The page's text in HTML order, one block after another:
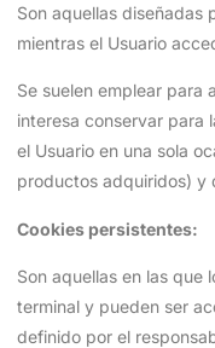
Son aquellas diseñadas
mientras el Usuario
Se suelen emplear para
interesa conservar para
el Usuario en una sola
productos adquiridos) y
Cookies persistentes:
Son aquellas en las que
terminal y pueden ser
definido por el